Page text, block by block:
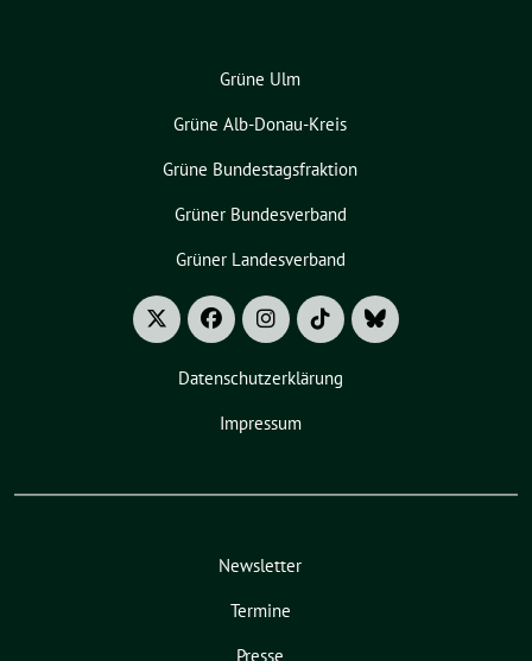
Grüne Ulm
Grüne Alb-Donau-Kreis
Grüne Bundestagsfraktion
Grüner Bundesverband
Grüner Landesverband
Datenschutzerklärung
Impressum
Newsletter
Termine
Presse